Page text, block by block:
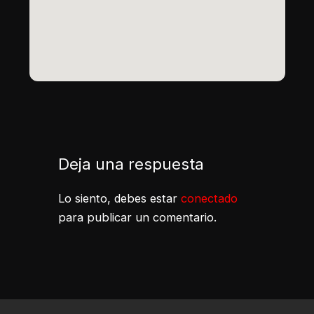
Deja una respuesta
Lo siento, debes estar conectado
para publicar un comentario.